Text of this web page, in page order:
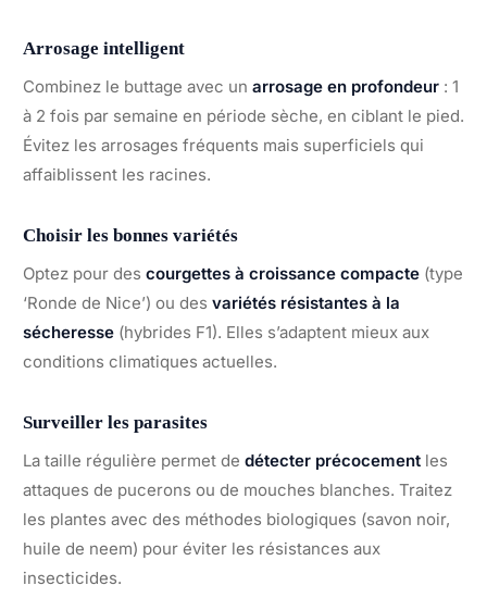
Arrosage intelligent
Combinez le buttage avec un arrosage en profondeur : 1
à 2 fois par semaine en période sèche, en ciblant le pied.
Évitez les arrosages fréquents mais superficiels qui
affaiblissent les racines.
Choisir les bonnes variétés
Optez pour des courgettes à croissance compacte (type
‘Ronde de Nice’) ou des variétés résistantes à la
sécheresse (hybrides F1). Elles s’adaptent mieux aux
conditions climatiques actuelles.
Surveiller les parasites
La taille régulière permet de détecter précocement les
attaques de pucerons ou de mouches blanches. Traitez
les plantes avec des méthodes biologiques (savon noir,
huile de neem) pour éviter les résistances aux
insecticides.